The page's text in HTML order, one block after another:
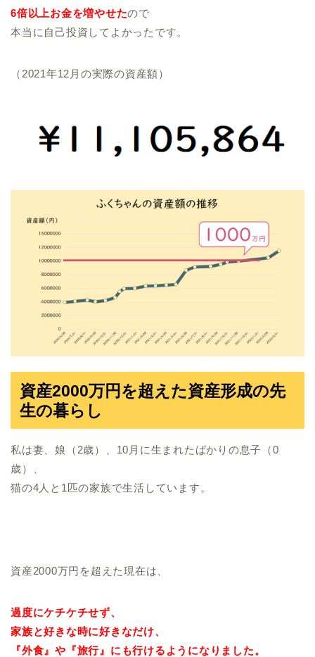
6倍以上お金を増やせたので
本当に自己投資してよかったです。
（2021年12月の実際の資産額）
資産2000万円を超えた資産形成の先
生の暮らし
私は妻、娘（2歳）、10月に生まれたばかりの息子（0
歳）、
猫の4人と1匹の家族で生活しています。
資産2000万円を超えた現在は、
過度にケチケチせず、
家族と好きな時に好きなだけ、
『外食』や『旅行』にも行けるようになりました。